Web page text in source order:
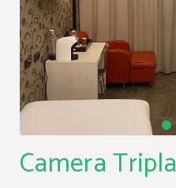
Camera Tripla